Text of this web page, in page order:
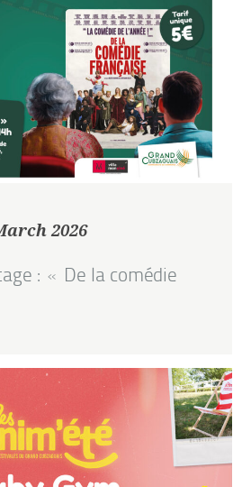
2026
: « De la comédie